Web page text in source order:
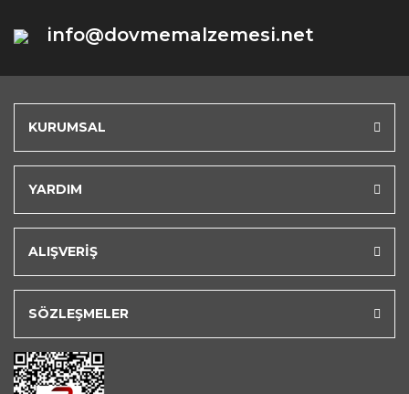
info@dovmemalzemesi.net
KURUMSAL
YARDIM
ALIŞVERİŞ
SÖZLEŞMELER